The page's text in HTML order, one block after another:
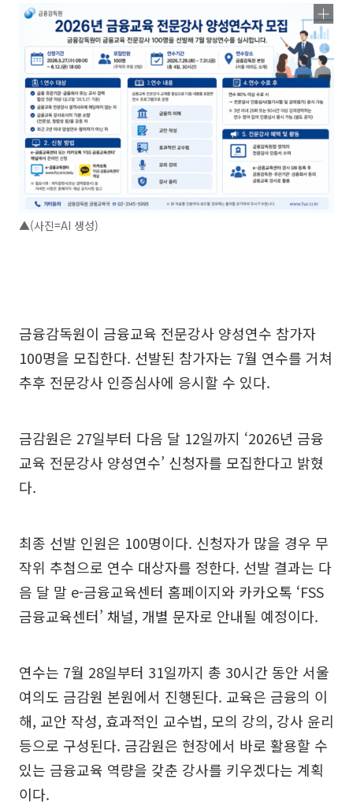
▲(사진=AI 생성)
금융감독원이 금융교육 전문강사 양성연수 참가자
100명을 모집한다. 선발된 참가자는 7월 연수를 거쳐
추후 전문강사 인증심사에 응시할 수 있다.
금감원은 27일부터 다음 달 12일까지 ‘2026년 금융
교육 전문강사 양성연수’ 신청자를 모집한다고 밝혔
다.
최종 선발 인원은 100명이다. 신청자가 많을 경우 무
작위 추첨으로 연수 대상자를 정한다. 선발 결과는 다
음 달 말 e-금융교육센터 홈페이지와 카카오톡 ‘FSS
금융교육센터’ 채널, 개별 문자로 안내될 예정이다.
연수는 7월 28일부터 31일까지 총 30시간 동안 서울
여의도 금감원 본원에서 진행된다. 교육은 금융의 이
해, 교안 작성, 효과적인 교수법, 모의 강의, 강사 윤리
등으로 구성된다. 금감원은 현장에서 바로 활용할 수
있는 금융교육 역량을 갖춘 강사를 키우겠다는 계획
이다.